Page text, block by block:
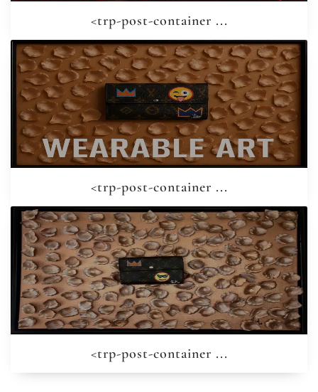
<trp-post-container ...
<trp-post-container ...
<trp-post-container ...